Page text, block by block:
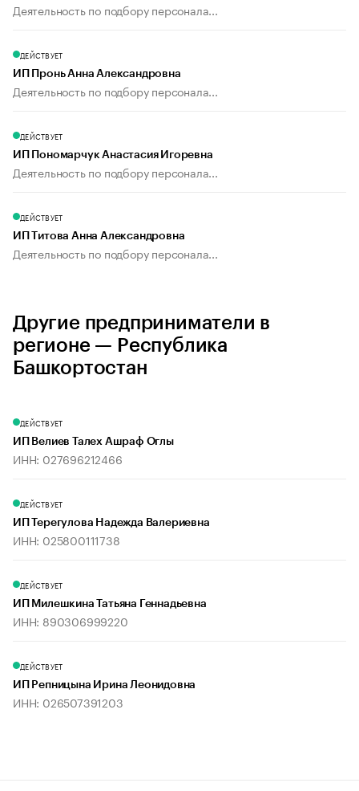
Деятельность по подбору персонала...
ДЕЙСТВУЕТ
ИП Пронь Анна Александровна
Деятельность по подбору персонала...
ДЕЙСТВУЕТ
ИП Пономарчук Анастасия Игоревна
Деятельность по подбору персонала...
ДЕЙСТВУЕТ
ИП Титова Анна Александровна
Деятельность по подбору персонала...
Другие предприниматели в
регионе — Республика
Башкортостан
ДЕЙСТВУЕТ
ИП Велиев Талех Ашраф Оглы
ИНН: 027696212466
ДЕЙСТВУЕТ
ИП Терегулова Надежда Валериевна
ИНН: 025800111738
ДЕЙСТВУЕТ
ИП Милешкина Татьяна Геннадьевна
ИНН: 890306999220
ДЕЙСТВУЕТ
ИП Репницына Ирина Леонидовна
ИНН: 026507391203